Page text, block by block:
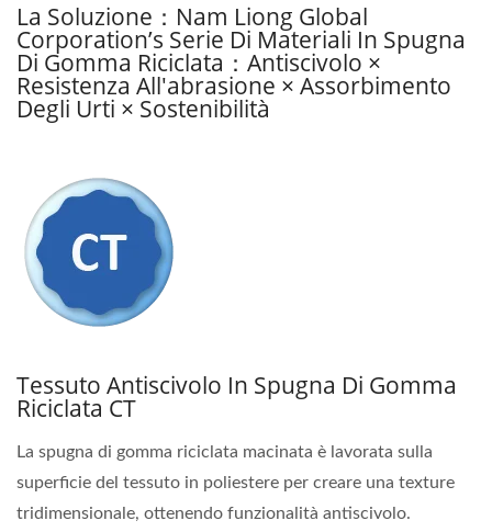
La Soluzione：Nam Liong Global
Corporation’s Serie Di Materiali In Spugna
Di Gomma Riciclata：Antiscivolo ×
Resistenza All'abrasione × Assorbimento
Degli Urti × Sostenibilità
Tessuto Antiscivolo In Spugna Di Gomma
Riciclata CT
La spugna di gomma riciclata macinata è lavorata sulla
superficie del tessuto in poliestere per creare una texture
tridimensionale, ottenendo funzionalità antiscivolo.